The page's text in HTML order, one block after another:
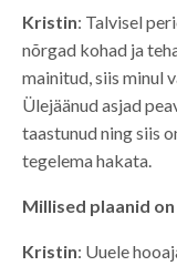
Kristin: Talvisel
nõrgad kohad ja
mainitud, siis minul
Ülejäänud asjad
taastunud ning siis
tegelema hakata.
Millised plaanid
Kristin: Uuele